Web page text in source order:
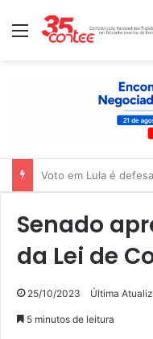
Menu
Nota de
Senado
da Lei de
25/10/2023 Última
5 minutos de leitura